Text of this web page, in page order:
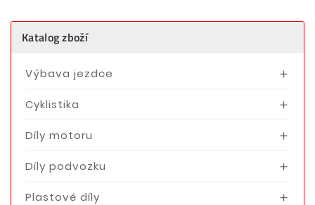
Katalog zboží
Výbava jezdce 
Cyklistika 
Díly motoru 
Díly podvozku 
Plastové díly 